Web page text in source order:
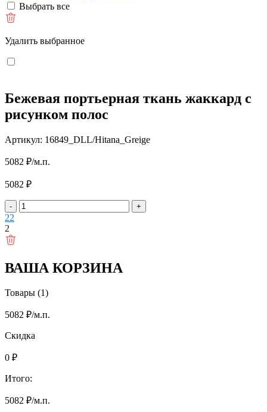
Выбрать все
Удалить выбранное
Бежевая портьерная ткань жаккард с
рисунком полос
Артикул: 16849_DLL/Hitana_Greige
5082 ₽/м.п.
5082 ₽
- +
22
2
ВАША КОРЗИНА
Товары (1)
5082 ₽/м.п.
Скидка
0 ₽
Итого:
5082 ₽/м.п.